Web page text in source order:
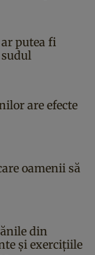
putea fi
are efecte
oamenii să
din
și exercițiile